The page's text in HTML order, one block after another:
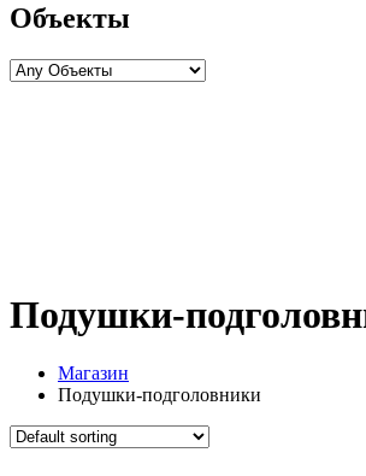
Объекты
Подушки-
Магазин
Подушки-подголовники